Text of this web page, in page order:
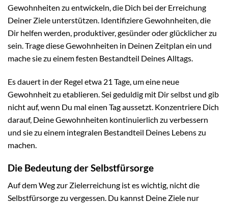
Gewohnheiten zu entwickeln, die Dich bei der Erreichung
Deiner Ziele unterstützen. Identifiziere Gewohnheiten, die
Dir helfen werden, produktiver, gesünder oder glücklicher zu
sein. Trage diese Gewohnheiten in Deinen Zeitplan ein und
mache sie zu einem festen Bestandteil Deines Alltags.
Es dauert in der Regel etwa 21 Tage, um eine neue
Gewohnheit zu etablieren. Sei geduldig mit Dir selbst und gib
nicht auf, wenn Du mal einen Tag aussetzt. Konzentriere Dich
darauf, Deine Gewohnheiten kontinuierlich zu verbessern
und sie zu einem integralen Bestandteil Deines Lebens zu
machen.
Die Bedeutung der Selbstfürsorge
Auf dem Weg zur Zielerreichung ist es wichtig, nicht die
Selbstfürsorge zu vergessen. Du kannst Deine Ziele nur